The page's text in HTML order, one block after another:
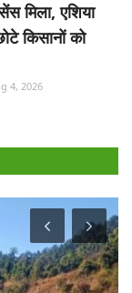
मिला, एशिया
किसानों को
4, 2026